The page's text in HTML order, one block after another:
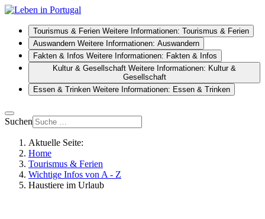
Tourismus & Ferien Weitere Informationen: Tourismus & Ferien
Auswandern Weitere Informationen: Auswandern
Fakten & Infos Weitere Informationen: Fakten & Infos
Kultur & Gesellschaft Weitere Informationen: Kultur &
Gesellschaft
Essen & Trinken Weitere Informationen: Essen & Trinken
Suchen
Aktuelle Seite:
Home
Tourismus & Ferien
Wichtige Infos von A - Z
Haustiere im Urlaub